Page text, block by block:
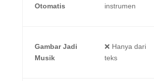
Otomatis
instrumen
Gambar Jadi
Musik
❌ Hanya dari
teks